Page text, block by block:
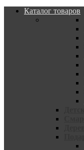
Каталог товаров